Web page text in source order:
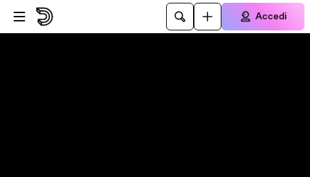
Vai al lettore
Passa al contenuto principale
Accedi